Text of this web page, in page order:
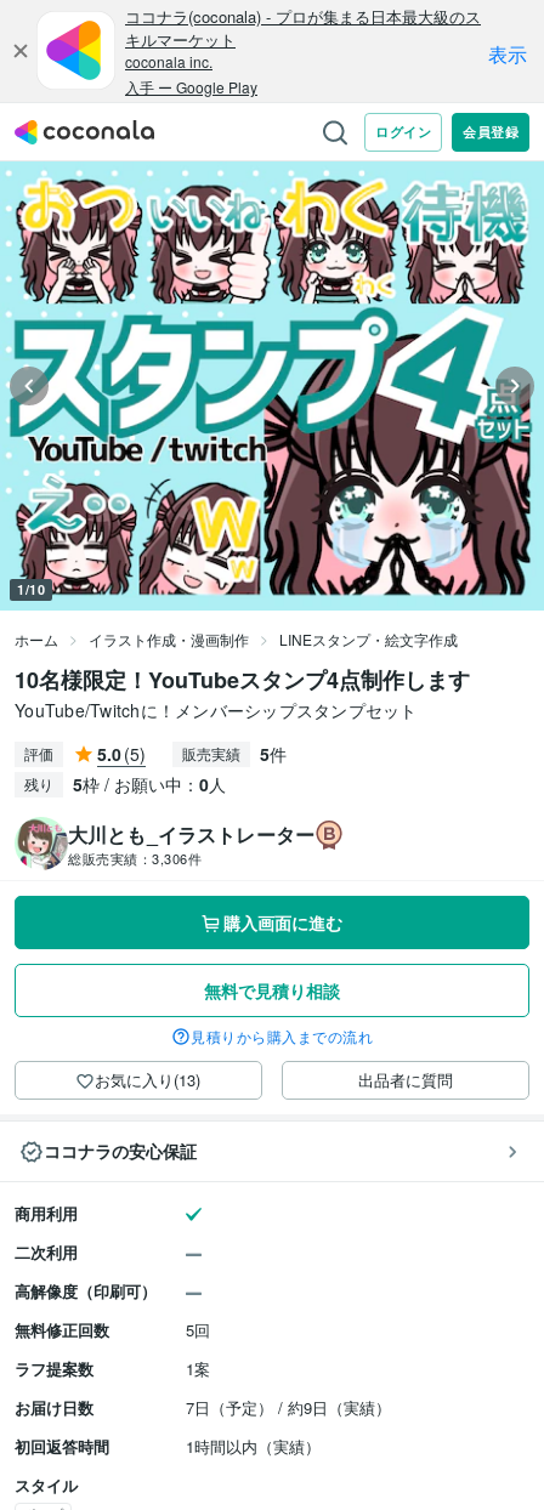
1/10
ホーム イラスト作成・漫画制作 LINEスタンプ・絵文字作成
10名様限定！YouTubeスタンプ4点制作します
YouTube/Twitchに！メンバーシップスタンプセット
評価 5.0(5) 販売実績 5件
残り 5枠 / お願い中： 0人
大川とも_イラストレーター
総販売実績： 3,306件
購入画面に進む
無料で見積り相談
見積りから購入までの流れ
お気に入り(13) 出品者に質問
ココナラの安心保証
商用利用
二次利用
高解像度（印刷可）
無料修正回数
5回
ラフ提案数
1案
お届け日数
7日（予定） / 約9日（実績）
初回返答時間
1時間以内（実績）
スタイル